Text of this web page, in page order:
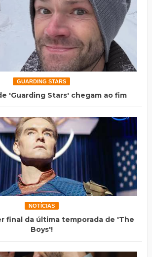
GUARDING STARS
'Guarding Stars' chegam ao fim
NOTÍCIAS
final da última temporada de 'The
Boys'!